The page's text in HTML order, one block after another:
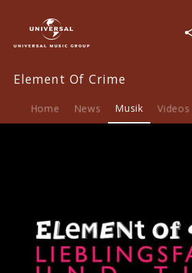
Tiere
Element Of Crime
Home News Musik Videos